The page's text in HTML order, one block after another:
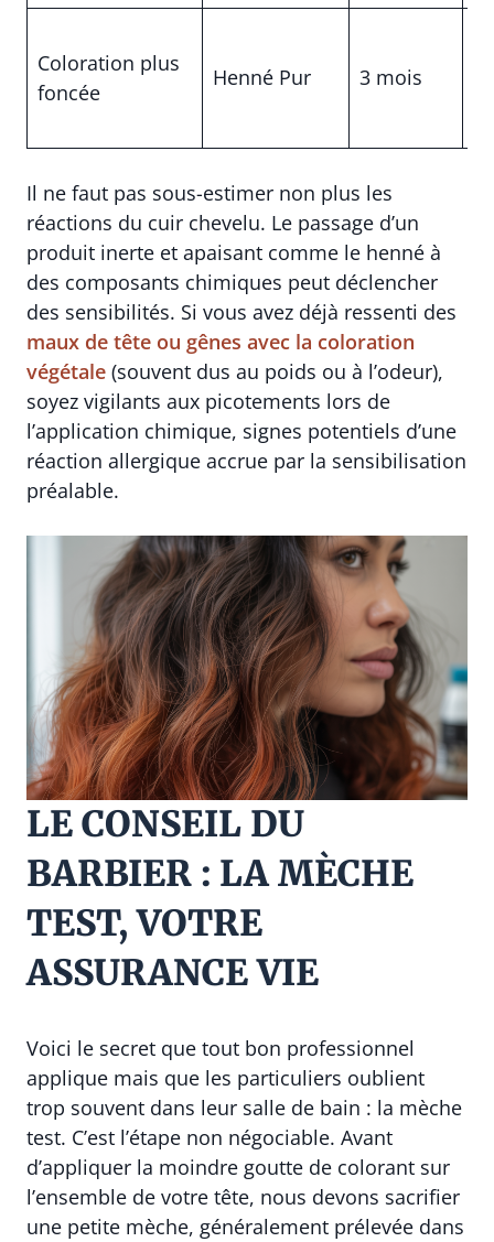
Coloration plus
foncée
Henné Pur 3 mois
Il ne faut pas sous-estimer non plus les
réactions du cuir chevelu. Le passage d’un
produit inerte et apaisant comme le henné à
des composants chimiques peut déclencher
des sensibilités. Si vous avez déjà ressenti des
maux de tête ou gênes avec la coloration
végétale (souvent dus au poids ou à l’odeur),
soyez vigilants aux picotements lors de
l’application chimique, signes potentiels d’une
réaction allergique accrue par la sensibilisation
préalable.
LE CONSEIL DU
BARBIER : LA MÈCHE
TEST, VOTRE
ASSURANCE VIE
Voici le secret que tout bon professionnel
applique mais que les particuliers oublient
trop souvent dans leur salle de bain : la mèche
test. C’est l’étape non négociable. Avant
d’appliquer la moindre goutte de colorant sur
l’ensemble de votre tête, nous devons sacrifier
une petite mèche, généralement prélevée dans